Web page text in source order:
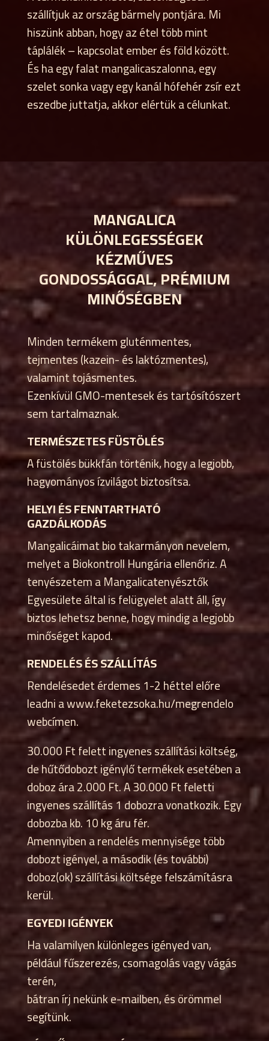
szállítjuk az ország bármely pontjára. Mi
hiszünk abban, hogy az étel több mint
táplálék – kapcsolat ember és föld között.
És ha egy falat mangalicaszalonna, egy
szelet sonka vagy egy kanál hófehér zsír ezt
eszedbe juttatja, akkor elértük a célunkat.
MANGALICA
KÜLÖNLEGESSÉGEK
KÉZMŰVES
GONDOSSÁGGAL, PRÉMIUM
MINŐSÉGBEN
Minden termékem gluténmentes,
tejmentes (kazein- és laktózmentes),
valamint tojásmentes.
Ezenkívül GMO-mentesek és tartósítószert
sem tartalmaznak.
TERMÉSZETES FÜSTÖLÉS
A füstölés bükkfán történik, hogy a legjobb,
hagyományos ízvilágot biztosítsa.
HELYI ÉS FENNTARTHATÓ
GAZDÁLKODÁS
Mangalicáimat bio takarmányon nevelem,
melyet a Biokontroll Hungária ellenőriz. A
tenyészetem a Mangalicatenyésztők
Egyesülete által is felügyelet alatt áll, így
biztos lehetsz benne, hogy mindig a legjobb
minőséget kapod.
RENDELÉS ÉS SZÁLLÍTÁS
Rendelésedet érdemes 1-2 héttel előre
leadni a www.feketezsoka.hu/megrendelo
webcímen.
30.000 Ft felett ingyenes szállítási költség,
de hűtődobozt igénylő termékek esetében a
doboz ára 2.000 Ft. A 30.000 Ft feletti
ingyenes szállítás 1 dobozra vonatkozik. Egy
dobozba kb. 10 kg áru fér.
Amennyiben a rendelés mennyisége több
dobozt igényel, a második (és további)
doboz(ok) szállítási költsége felszámításra
kerül.
EGYEDI IGÉNYEK
Ha valamilyen különleges igényed van,
például fűszerezés, csomagolás vagy vágás
terén,
bátran írj nekünk e-mailben, és örömmel
segítünk.